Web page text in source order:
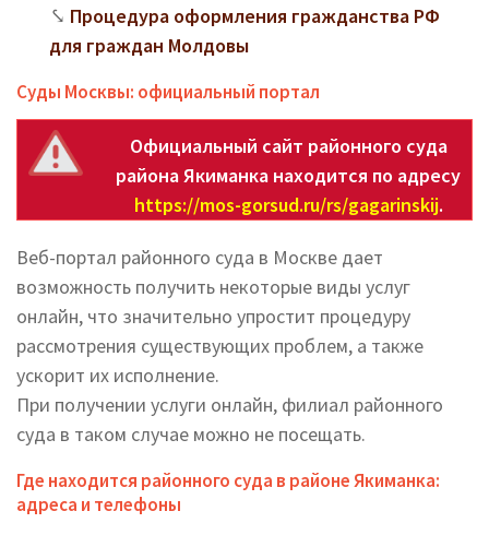
Процедура оформления гражданства РФ
для граждан Молдовы
Суды Москвы: официальный портал
Официальный сайт районного суда
района Якиманка находится по адресу
https://mos-gorsud.ru/rs/gagarinskij.
Веб-портал районного суда в Москве дает
возможность получить некоторые виды услуг
онлайн, что значительно упростит процедуру
рассмотрения существующих проблем, а также
ускорит их исполнение.
При получении услуги онлайн, филиал районного
суда в таком случае можно не посещать.
Где находится районного суда в районе Якиманка:
адреса и телефоны